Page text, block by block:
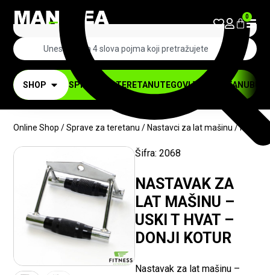
0
SHOP SPRAVE ZA TERETANUTEGOVI ZA TERETANU
Online Shop /Sprave za teretanu /Nastavci za lat mašinu /
Šifra: 2068
NASTAVAK ZA
LAT MAŠINU –
USKI T HVAT –
DONJI KOTUR
Nastavak za lat mašinu –